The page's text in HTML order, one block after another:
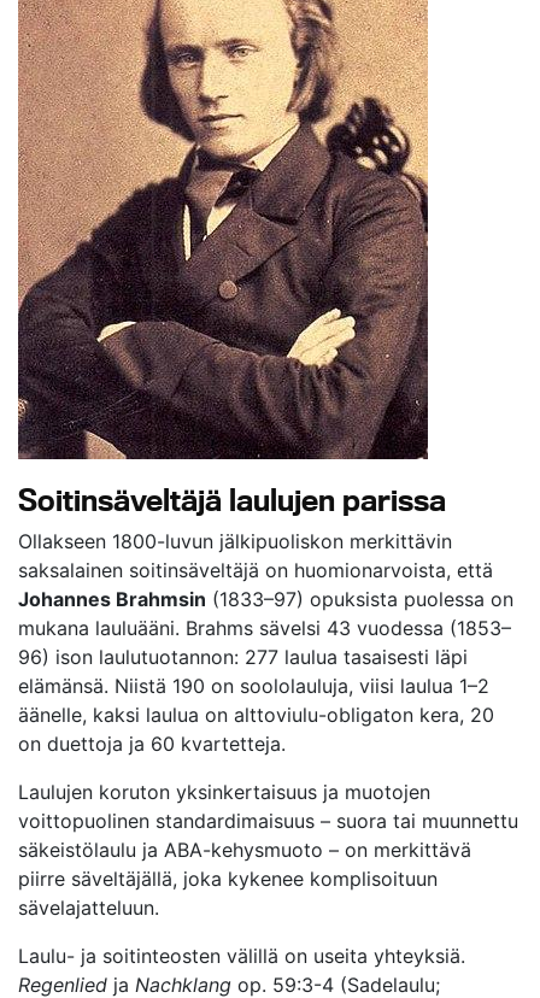
Soitinsäveltäjä laulujen parissa
Ollakseen 1800-luvun jälkipuoliskon merkittävin
saksalainen soitinsäveltäjä on huomionarvoista, että
Johannes Brahmsin (1833–97) opuksista puolessa on
mukana lauluääni. Brahms sävelsi 43 vuodessa (1853–
96) ison laulutuotannon: 277 laulua tasaisesti läpi
elämänsä. Niistä 190 on soololauluja, viisi laulua 1–2
äänelle, kaksi laulua on alttoviulu-obligaton kera, 20
on duettoja ja 60 kvartetteja.
Laulujen koruton yksinkertaisuus ja muotojen
voittopuolinen standardimaisuus – suora tai muunnettu
säkeistölaulu ja ABA-kehysmuoto – on merkittävä
piirre säveltäjällä, joka kykenee komplisoituun
sävelajatteluun.
Laulu- ja soitinteosten välillä on useita yhteyksiä.
Regenlied ja Nachklang op. 59:3-4 (Sadelaulu;